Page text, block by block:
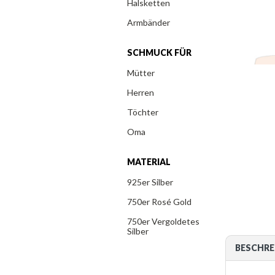
Halsketten
Armbänder
SCHMUCK FÜR
Mütter
Herren
Töchter
Oma
MATERIAL
925er Silber
750er Rosé Gold
750er Vergoldetes
Silber